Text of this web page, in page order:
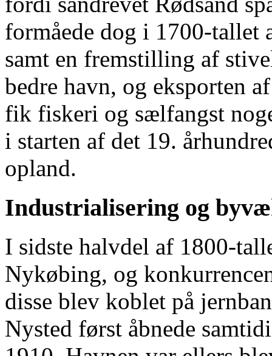
formåede dog i 1700-tallet
samt en fremstilling af
bedre havn, og eksporten
fik fiskeri og sælfangst
i starten af det 19.
opland.
Industrialisering og
I sidste halvdel af 1800-
Nykøbing, og
disse blev koblet på
Nysted først åbnede